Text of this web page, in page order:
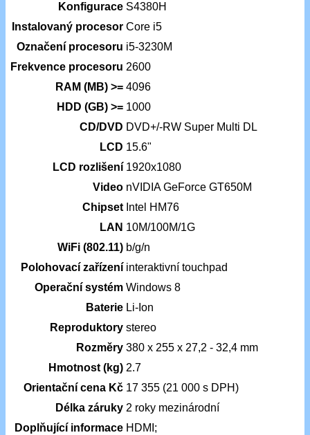
Konfigurace S4380H
Instalovaný procesor Core i5
Označení procesoru i5-3230M
Frekvence procesoru 2600
RAM (MB) >= 4096
HDD (GB) >= 1000
CD/DVD DVD+/-RW Super Multi DL
LCD 15.6"
LCD rozlišení 1920x1080
Video nVIDIA GeForce GT650M
Chipset Intel HM76
LAN 10M/100M/1G
WiFi (802.11) b/g/n
Polohovací zařízení interaktivní touchpad
Operační systém Windows 8
Baterie Li-Ion
Reproduktory stereo
Rozměry 380 x 255 x 27,2 - 32,4 mm
Hmotnost (kg) 2.7
Orientační cena Kč 17 355 (21 000 s DPH)
Délka záruky 2 roky mezinárodní
Doplňující informace HDMI;